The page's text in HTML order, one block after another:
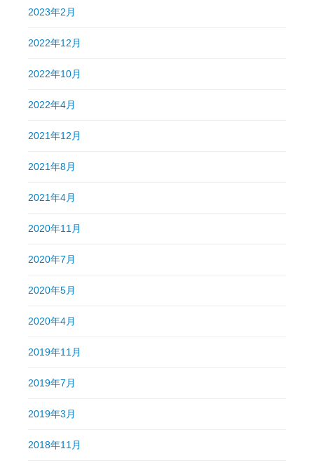
2023年2月
2022年12月
2022年10月
2022年4月
2021年12月
2021年8月
2021年4月
2020年11月
2020年7月
2020年5月
2020年4月
2019年11月
2019年7月
2019年3月
2018年11月